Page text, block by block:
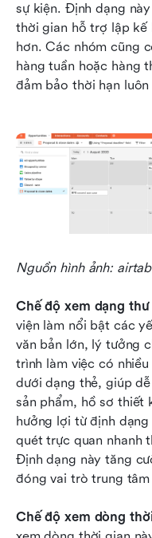
sự kiện. Định dạng
thời gian hỗ trợ lập kế
hơn. Các nhóm cũng
hàng tuần hoặc hàng
đảm bảo thời hạn
Nguồn hình ảnh:
Chế độ xem dạng thư
viện làm nổi bật các
văn bản lớn, lý tưởng
trình làm việc có
dưới dạng thẻ, giúp
sản phẩm, hồ sơ thiết
hưởng lợi từ định
quét trực quan nhanh
Định dạng này tăng
đóng vai trò trung
Chế độ xem dòng